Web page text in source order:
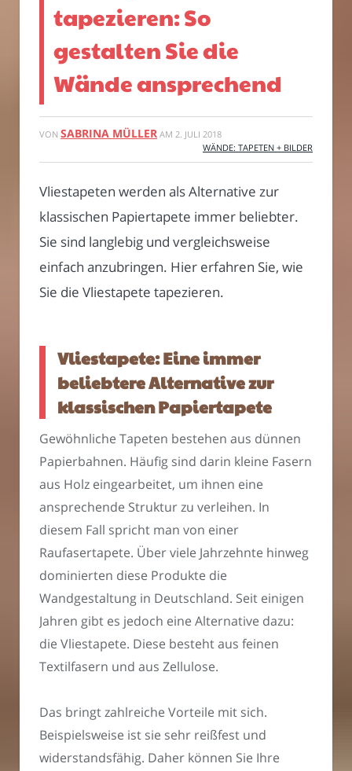
tapezieren: So
gestalten Sie die
Wände ansprechend
VON SABRINA MÜLLER AM 2. JULI 2018
WÄNDE: TAPETEN + BILDER
Vliestapeten werden als Alternative zur
klassischen Papiertapete immer beliebter.
Sie sind langlebig und vergleichsweise
einfach anzubringen. Hier erfahren Sie, wie
Sie die Vliestapete tapezieren.
Vliestapete: Eine immer
beliebtere Alternative zur
klassischen Papiertapete
Gewöhnliche Tapeten bestehen aus dünnen
Papierbahnen. Häufig sind darin kleine Fasern
aus Holz eingearbeitet, um ihnen eine
ansprechende Struktur zu verleihen. In
diesem Fall spricht man von einer
Raufasertapete. Über viele Jahrzehnte hinweg
dominierten diese Produkte die
Wandgestaltung in Deutschland. Seit einigen
Jahren gibt es jedoch eine Alternative dazu:
die Vliestapete. Diese besteht aus feinen
Textilfasern und aus Zellulose.
Das bringt zahlreiche Vorteile mit sich.
Beispielsweise ist sie sehr reißfest und
widerstandsfähig. Daher können Sie Ihre